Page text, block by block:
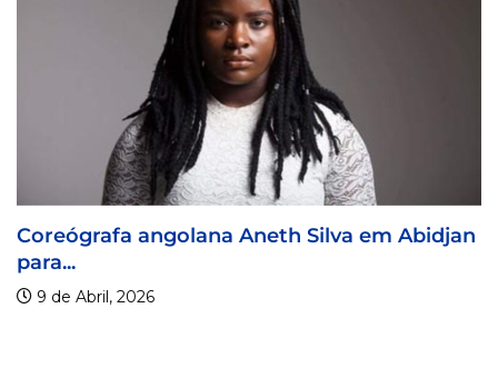
Coreógrafa angolana Aneth Silva em Abidjan
para...
9 de Abril, 2026